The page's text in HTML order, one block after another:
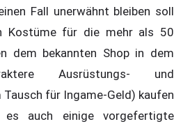
Fall unerwähnt bleiben soll
Kostüme für die mehr als 50
dem bekannten Shop in dem
Ausrüstungs- und
für Ingame-Geld) kaufen
auch einige vorgefertigte